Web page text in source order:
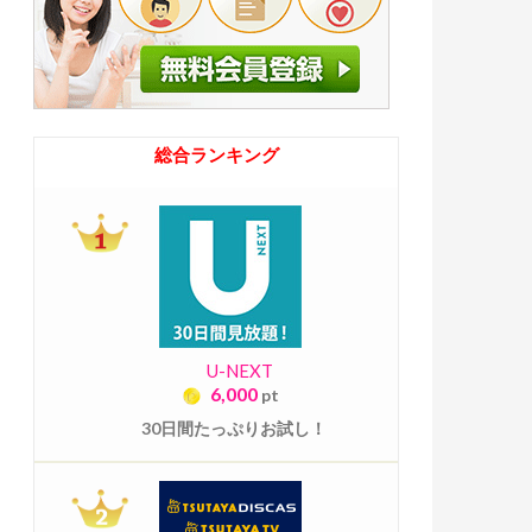
総合ランキング
U-NEXT
6,000 pt
30日間たっぷりお試し！